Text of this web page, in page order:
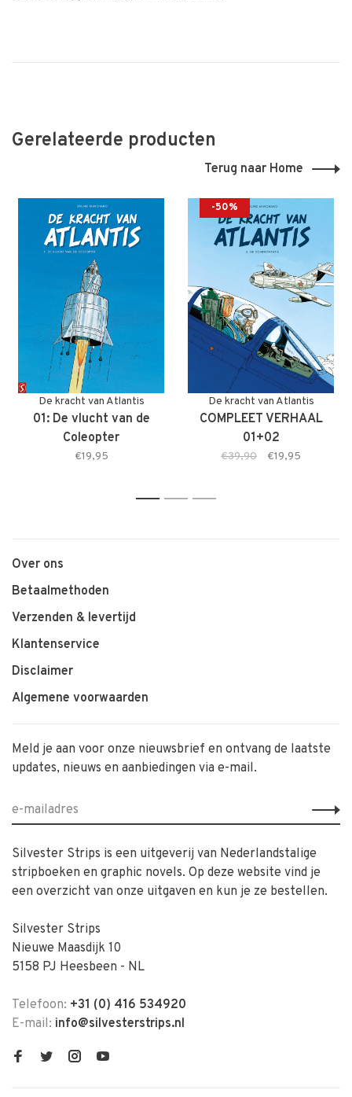
Gerelateerde producten
Terug naar Home
De kracht van Atlantis
01: De vlucht van de
Coleopter
€19,95
-50%
De kracht van Atlantis
COMPLEET VERHAAL
01+02
€39,90 €19,95
1 2 3
Over ons
Betaalmethoden
Verzenden & levertijd
Klantenservice
Disclaimer
Algemene voorwaarden
Meld je aan voor onze nieuwsbrief en ontvang de laatste
updates, nieuws en aanbiedingen via e-mail.
Silvester Strips is een uitgeverij van Nederlandstalige
stripboeken en graphic novels. Op deze website vind je
een overzicht van onze uitgaven en kun je ze bestellen.
Silvester Strips
Nieuwe Maasdijk 10
5158 PJ Heesbeen - NL
Telefoon: +31 (0) 416 534920
E-mail: info@silvesterstrips.nl